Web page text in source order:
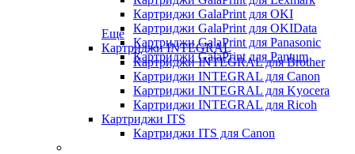
Картриджи GalaPrint для OKI
Картриджи GalaPrint для OKIData
Картриджи GalaPrint для Panasonic
Картриджи GalaPrint для Pantum
Еще
Картриджи INTEGRAL
Картриджи INTEGRAL для Brother
Картриджи INTEGRAL для Canon
Картриджи INTEGRAL для Kyocera
Картриджи INTEGRAL для Ricoh
Картриджи ITS
Картриджи ITS для Canon